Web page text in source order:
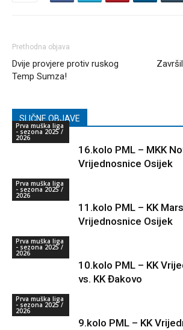
Prethodna objava
Dvije provjere protiv ruskog
Temp Sumza!
SLIČNE OBJAVE
Prva muška liga
- sezona 2025 /
2026
16.kolo PML – MKK
Vrijednosnice Osijek
Prva muška liga
- sezona 2025 /
2026
11.kolo PML – KK
Vrijednosnice Osijek
Prva muška liga
- sezona 2025 /
2026
10.kolo PML – KK
vs. KK Đakovo
Prva muška liga
- sezona 2025 /
2026
9.kolo PML – KK